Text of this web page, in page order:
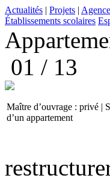
Actualités | Projets | Agence
Établissements scolaires
01 / 13
Maître d’ouvrage : privé |
d’un appartement